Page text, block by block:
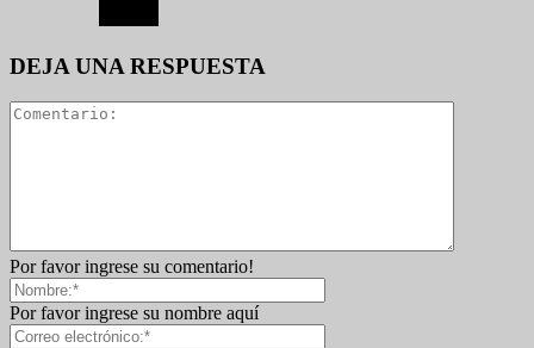
DEJA UNA RESPUESTA
Por favor ingrese su comentario!
Por favor ingrese su nombre aquí